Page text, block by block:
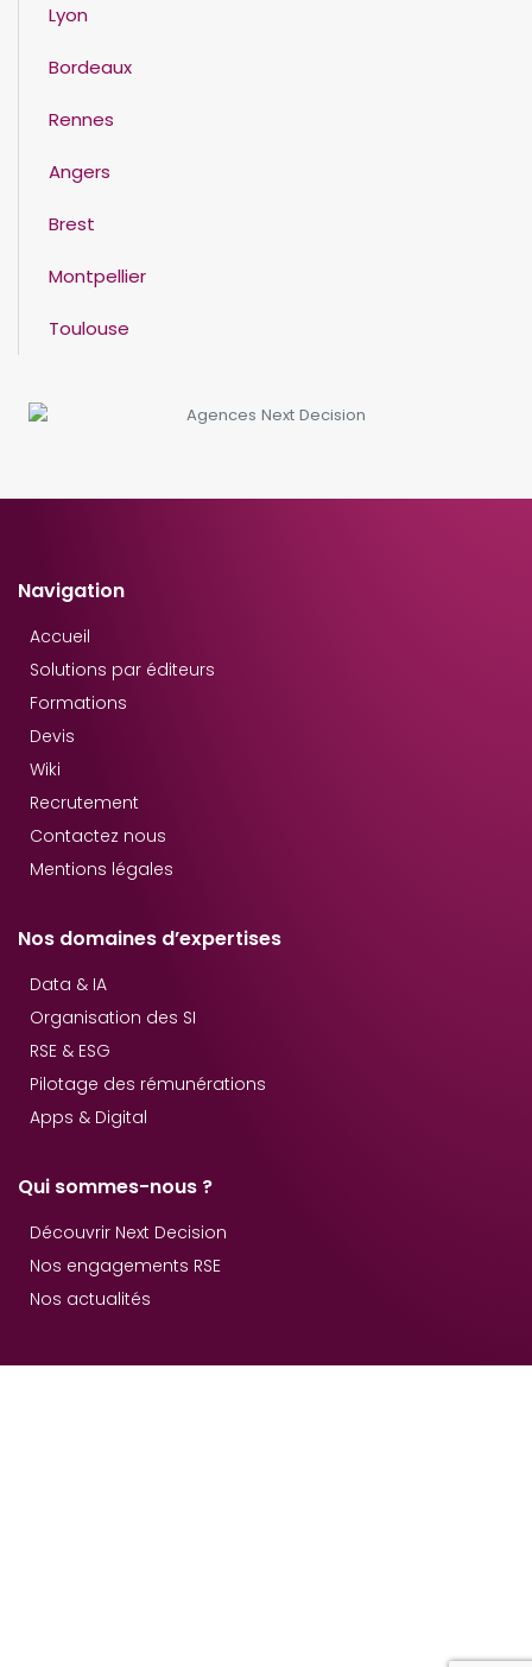
Lyon
Bordeaux
Rennes
Angers
Brest
Montpellier
Toulouse
Navigation
Accueil
Solutions par éditeurs
Formations
Devis
Wiki
Recrutement
Contactez nous
Mentions légales
Nos domaines d’expertises
Data & IA
Organisation des SI
RSE & ESG
Pilotage des rémunérations
Apps & Digital
Qui sommes-nous ?
Découvrir Next Decision
Nos engagements RSE
Nos actualités